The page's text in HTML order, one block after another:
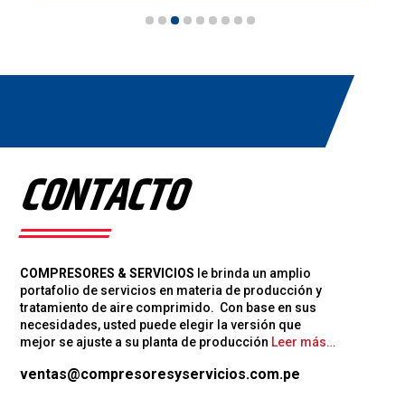
CONTACTO
COMPRESORES & SERVICIOS le brinda un amplio
portafolio de servicios en materia de producción y
tratamiento de aire comprimido. Con base en sus
necesidades, usted puede elegir la versión que
mejor se ajuste a su planta de producción Leer más…
ventas@compresoresyservicios.com.pe